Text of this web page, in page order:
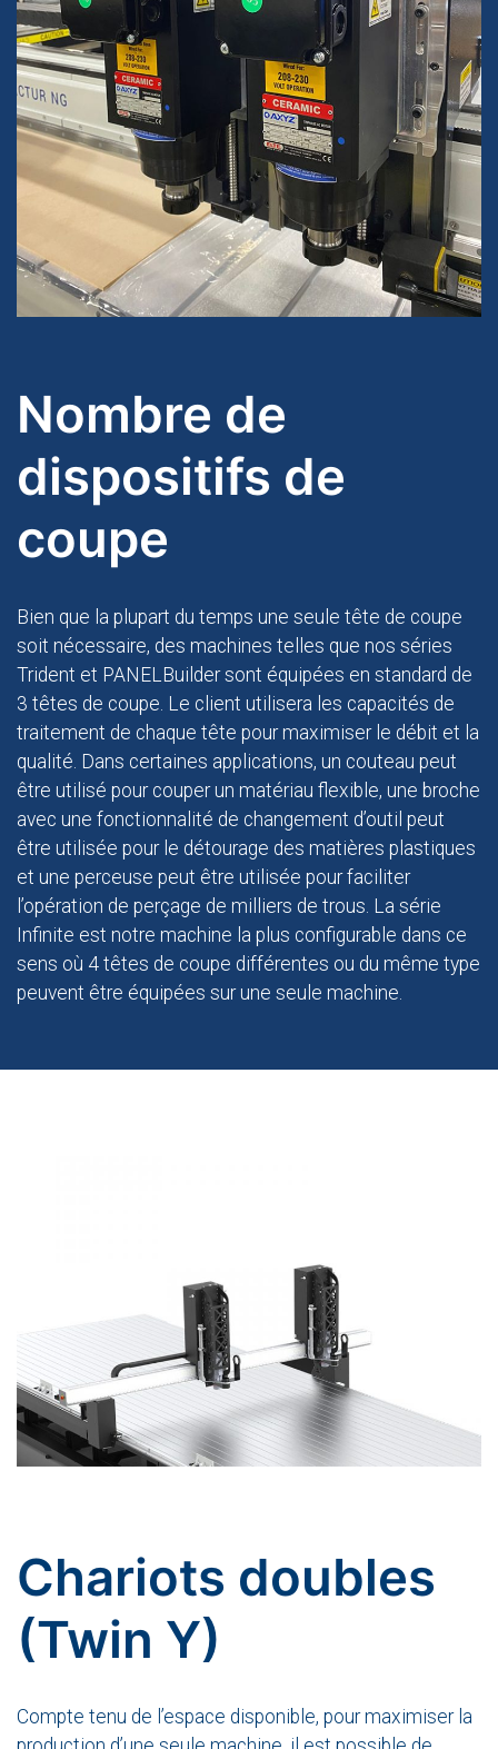
Nombre de
dispositifs de
coupe
Bien que la plupart du temps une seule tête de coupe
soit nécessaire, des machines telles que nos séries
Trident et PANELBuilder sont équipées en standard de
3 têtes de coupe. Le client utilisera les capacités de
traitement de chaque tête pour maximiser le débit et la
qualité. Dans certaines applications, un couteau peut
être utilisé pour couper un matériau flexible, une broche
avec une fonctionnalité de changement d’outil peut
être utilisée pour le détourage des matières plastiques
et une perceuse peut être utilisée pour faciliter
l’opération de perçage de milliers de trous. La série
Infinite est notre machine la plus configurable dans ce
sens où 4 têtes de coupe différentes ou du même type
peuvent être équipées sur une seule machine.
Chariots doubles
(Twin Y)
Compte tenu de l’espace disponible, pour maximiser la